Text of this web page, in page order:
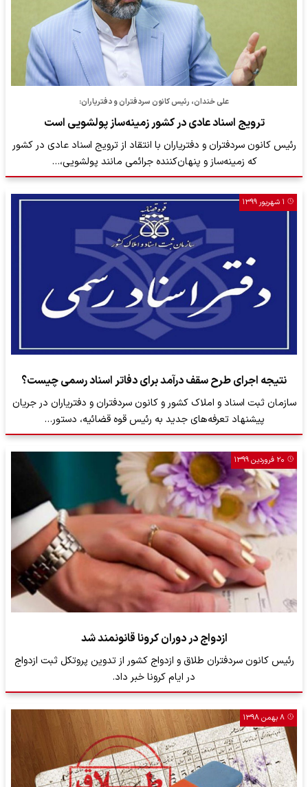
علی خندان، رئیس کانون سردفتران و دفتریاران:
ترویج اسناد عادی در کشور زمینه‌ساز پولشویی است
رئیس کانون سردفتران و دفتریاران با انتقاد از ترویج اسناد عادی در کشور
که زمینه‌ساز و پنهان‌کننده جرائمی مانند پولشویی،…
۱ شهریور ۱۳۹۹
نتیجه اجرای طرح سقف درآمد برای دفاتر اسناد رسمی چیست؟
سازمان ثبت اسناد و املاک کشور و کانون سردفتران و دفتریاران در جریان
پیشنهاد تعرفه‌های جدید به رئیس قوه قضائیه، دستور…
۲۰ فروردین ۱۳۹۹
ازدواج در دوران کرونا قانونمند شد
رئیس کانون سردفتران طلاق و ازدواج کشور از تدوین پروتکل ثبت ازدواج
در ایام کرونا خبر داد.
۸ بهمن ۱۳۹۸